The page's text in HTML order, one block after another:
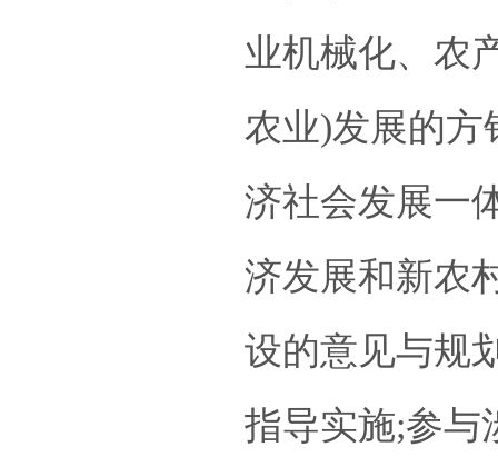
业机械化、农
农业)发展的方
济社会发展一
济发展和新农
设的意见与规
指导实施;参与